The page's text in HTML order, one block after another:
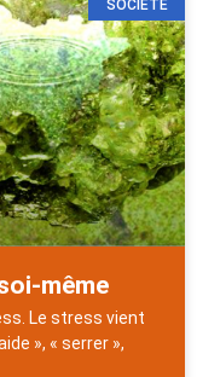
SOCIÉTÉ
même
Le stress vient
», « serrer »,